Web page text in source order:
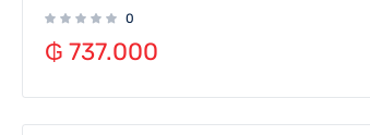
0
₲ 737.000